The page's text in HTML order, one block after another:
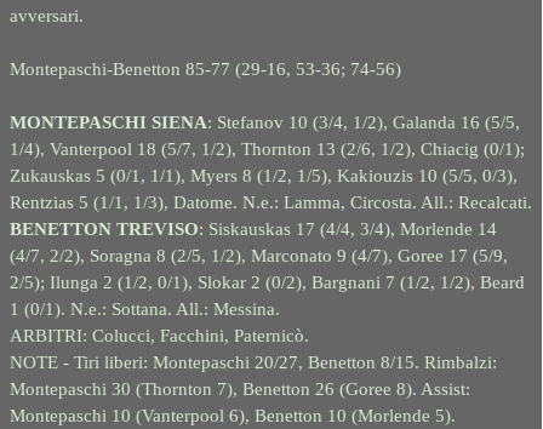
avversari.
Montepaschi-Benetton 85-77 (29-16, 53-36; 74-56)
MONTEPASCHI SIENA: Stefanov 10 (3/4, 1/2), Galanda 16 (5/5,
1/4), Vanterpool 18 (5/7, 1/2), Thornton 13 (2/6, 1/2), Chiacig (0/1);
Zukauskas 5 (0/1, 1/1), Myers 8 (1/2, 1/5), Kakiouzis 10 (5/5, 0/3),
Rentzias 5 (1/1, 1/3), Datome. N.e.: Lamma, Circosta. All.: Recalcati.
BENETTON TREVISO: Siskauskas 17 (4/4, 3/4), Morlende 14
(4/7, 2/2), Soragna 8 (2/5, 1/2), Marconato 9 (4/7), Goree 17 (5/9,
2/5); Ilunga 2 (1/2, 0/1), Slokar 2 (0/2), Bargnani 7 (1/2, 1/2), Beard
1 (0/1). N.e.: Sottana. All.: Messina.
ARBITRI: Colucci, Facchini, Paternicò.
NOTE - Tiri liberi: Montepaschi 20/27, Benetton 8/15. Rimbalzi:
Montepaschi 30 (Thornton 7), Benetton 26 (Goree 8). Assist:
Montepaschi 10 (Vanterpool 6), Benetton 10 (Morlende 5).